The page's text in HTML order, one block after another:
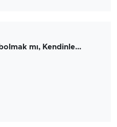
mı, Kendinle...